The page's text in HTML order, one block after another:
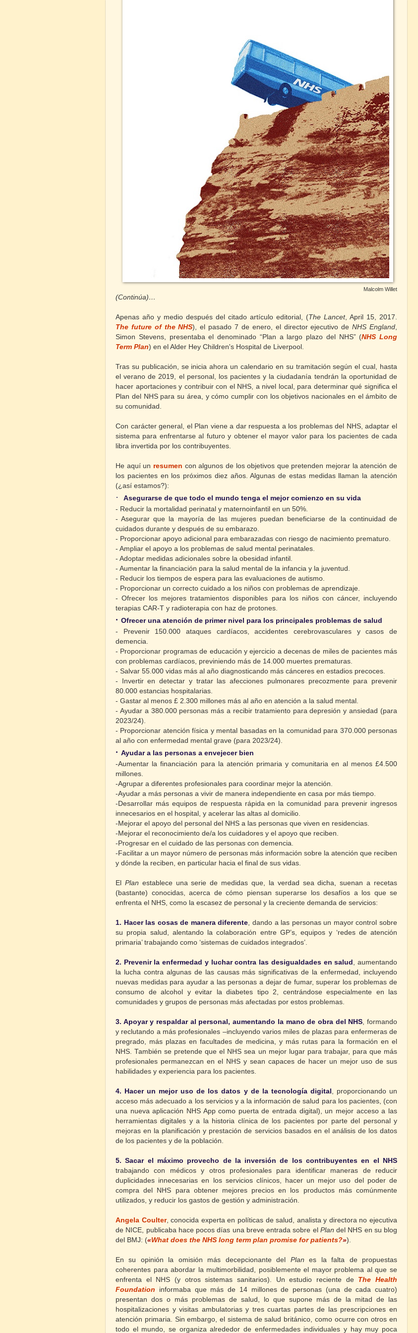
Malcolm Willet
(Continúa)…
Apenas año y medio después del citado artículo editorial, (The Lancet, April 15, 2017.
The future of the NHS), el pasado 7 de enero, el director ejecutivo deNHS England
Simon Stevens, presentaba el denominado “Plan a largo plazo del NHS” (NHS Long
Term Plan) en el Alder Hey Children's Hospital de Liverpool.
Tras su publicación, se inicia ahora un calendario en su tramitación según el cual, hasta
el verano de 2019, el personal, los pacientes y la ciudadanía tendrán la oportunidad de
hacer aportaciones y contribuir con el NHS, a nivel local, para determinar qué significa el
Plan del NHS para su área, y cómo cumplir con los objetivos nacionales en el ámbito de
su comunidad.
Con carácter general, el Plan viene a dar respuesta a los problemas del NHS, adaptar el
sistema para enfrentarse al futuro y obtener el mayor valor para los pacientes de cada
libra invertida por los contribuyentes.
He aquí un resumen con algunos de los objetivos que pretenden mejorar la atención de
los pacientes en los próximos diez años. Algunas de estas medidas llaman la atención
(¿así estamos?):
·
Asegurarse de que todo el mundo tenga el mejor comienzo en su vida
- Reducir la mortalidad perinatal y maternoinfantil en un 50%.
- Asegurar que la mayoría de las mujeres puedan beneficiarse de la continuidad de
cuidados durante y después de su embarazo.
- Proporcionar apoyo adicional para embarazadas con riesgo de nacimiento prematuro.
- Ampliar el apoyo a los problemas de salud mental perinatales.
- Adoptar medidas adicionales sobre la obesidad infantil.
- Aumentar la financiación para la salud mental de la infancia y la juventud.
- Reducir los tiempos de espera para las evaluaciones de autismo.
- Proporcionar un correcto cuidado a los niños con problemas de aprendizaje.
- Ofrecer los mejores tratamientos disponibles para los niños con cáncer, incluyendo
terapias CAR-T y radioterapia con haz de protones.
· Ofrecer una atención de primer nivel para los principales problemas de salud
- Prevenir 150.000 ataques cardíacos, accidentes cerebrovasculares y casos de
demencia.
- Proporcionar programas de educación y ejercicio a decenas de miles de pacientes más
con problemas cardíacos, previniendo más de 14.000 muertes prematuras.
- Salvar 55.000 vidas más al año diagnosticando más cánceres en estadios precoces.
- Invertir en detectar y tratar las afecciones pulmonares precozmente para prevenir
80.000 estancias hospitalarias.
- Gastar al menos £ 2.300 millones más al año en atención a la salud mental.
- Ayudar a 380.000 personas más a recibir tratamiento para depresión y ansiedad (para
2023/24).
- Proporcionar atención física y mental basadas en la comunidad para 370.000 personas
al año con enfermedad mental grave (para 2023/24).
· Ayudar a las personas a envejecer bien
-Aumentar la financiación para la atención primaria y comunitaria en al menos £4.500
millones.
-Agrupar a diferentes profesionales para coordinar mejor la atención.
-Ayudar a más personas a vivir de manera independiente en casa por más tiempo.
-Desarrollar más equipos de respuesta rápida en la comunidad para prevenir ingresos
innecesarios en el hospital, y acelerar las altas al domicilio.
-Mejorar el apoyo del personal del NHS a las personas que viven en residencias.
-Mejorar el reconocimiento de/a los cuidadores y el apoyo que reciben.
-Progresar en el cuidado de las personas con demencia.
-Facilitar a un mayor número de personas más información sobre la atención que reciben
y dónde la reciben, en particular hacia el final de sus vidas.
El Plan establece una serie de medidas que, la verdad sea dicha, suenan a recetas
(bastante) conocidas, acerca de cómo piensan superarse los desafíos a los que se
enfrenta el NHS, como la escasez de personal y la creciente demanda de servicios:
1. Hacer las cosas de manera diferente , dando a las personas un mayor control sobre
su propia salud, alentando la colaboración entre GP’s, equipos y ‘redes de atención
primaria’ trabajando como ‘sistemas de cuidados integrados’.
2. Prevenir la enfermedad y luchar contra las desigualdades en salud
, aumentando
la lucha contra algunas de las causas más significativas de la enfermedad, incluyendo
nuevas medidas para ayudar a las personas a dejar de fumar, superar los problemas de
consumo de alcohol y evitar la diabetes tipo 2, centrándose especialmente en las
comunidades y grupos de personas más afectadas por estos problemas.
3. Apoyar y respaldar al personal, aumentando la mano de obra del NHS , formando
y reclutando a más profesionales –incluyendo varios miles de plazas para enfermeras de
pregrado, más plazas en facultades de medicina, y más rutas para la formación en el
NHS. También se pretende que el NHS sea un mejor lugar para trabajar, para que más
profesionales permanezcan en el NHS y sean capaces de hacer un mejor uso de sus
habilidades y experiencia para los pacientes.
4. Hacer un mejor uso de los datos y de la tecnología digital
, proporcionando un
acceso más adecuado a los servicios y a la información de salud para los pacientes, (con
una nueva aplicación NHS App como puerta de entrada digital), un mejor acceso a las
herramientas digitales y a la historia clínica de los pacientes por parte del personal y
mejoras en la planificación y prestación de servicios basados en el análisis de los datos
de los pacientes y de la población.
5. Sacar el máximo provecho de la inversión de los contribuyentes en el NHS
trabajando con médicos y otros profesionales para identificar maneras de reducir
duplicidades innecesarias en los servicios clínicos, hacer un mejor uso del poder de
compra del NHS para obtener mejores precios en los productos más comúnmente
utilizados, y reducir los gastos de gestión y administración.
Angela Coulter, conocida experta en políticas de salud, analista y directora no ejecutiva
de NICE, publicaba hace pocos días una breve entrada sobre el Plan del NHS en su blog
del BMJ: («What does the NHS long term plan promise for patients?»).
En su opinión la omisión más decepcionante del Plan es la falta de propuestas
coherentes para abordar la multimorbilidad, posiblemente el mayor problema al que se
enfrenta el NHS (y otros sistemas sanitarios). Un estudio reciente de The Health
Foundation informaba que más de 14 millones de personas (una de cada cuatro)
presentan dos o más problemas de salud, lo que supone más de la mitad de las
hospitalizaciones y visitas ambulatorias y tres cuartas partes de las prescripciones en
atención primaria. Sin embargo, el sistema de salud británico, como ocurre con otros en
todo el mundo, se organiza alrededor de enfermedades individuales y hay muy poca